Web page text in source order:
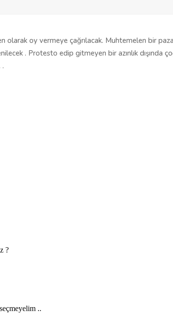
olarak oy vermeye çağrılacak. Muhtemelen bir
. Protesto edip gitmeyen bir azınlık dışında
?
..